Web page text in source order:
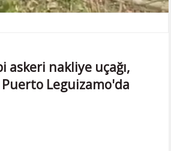
nakliye uçağı,
Leguizamo'da